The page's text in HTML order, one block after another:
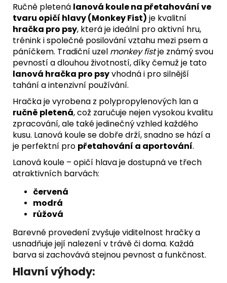
Ručně pletená lanová koule na přetahování ve
tvaru opičí hlavy (Monkey Fist) je kvalitní
hračka pro psy, která je ideální pro aktivní hru,
trénink i společné posilování vztahu mezi psem a
páníčkem. Tradiční uzel monkey fistje známý svou
pevností a dlouhou životností, díky čemuž je tato
lanová hračka pro psyvhodná i pro silnější
tahání a intenzivní používání.
Hračka je vyrobena z polypropylenových lan a
ručně pletená, což zaručuje nejen vysokou kvalitu
zpracování, ale také jedinečný vzhled každého
kusu. Lanová koule se dobře drží, snadno se hází a
je perfektní pro přetahování a aportování.
Lanová koule – opičí hlava je dostupná ve třech
atraktivních barvách:
červená
modrá
růžová
Barevné provedení zvyšuje viditelnost hračky a
usnadňuje její nalezení v trávě či doma. Každá
barva si zachovává stejnou pevnost a funkčnost.
Hlavní výhody: